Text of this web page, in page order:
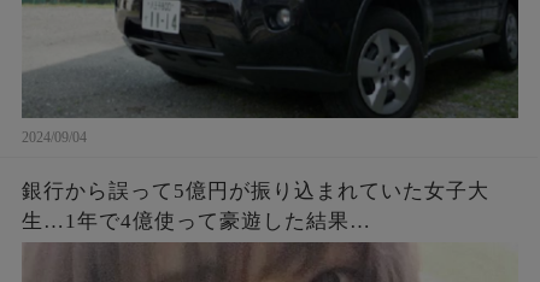
2024/09/04
銀行から誤って5億円が振り込まれていた女子大
生…1年で4億使って豪遊した結果…